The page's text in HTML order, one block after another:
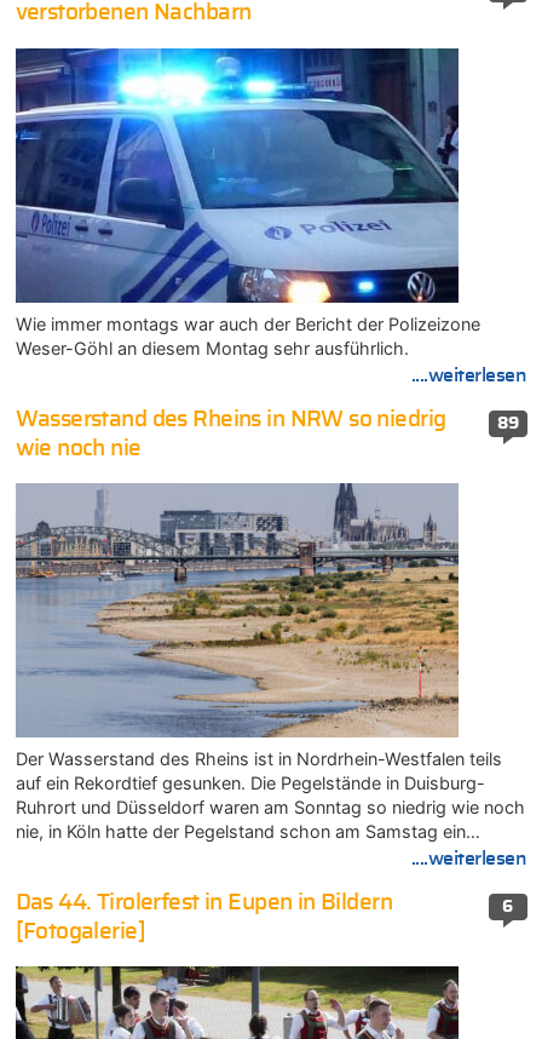
verstorbenen Nachbarn
Wie immer montags war auch der Bericht der Polizeizone
Weser-Göhl an diesem Montag sehr ausführlich.
....weiterlesen
89
Wasserstand des Rheins in NRW so niedrig
wie noch nie
Der Wasserstand des Rheins ist in Nordrhein-Westfalen teils
auf ein Rekordtief gesunken. Die Pegelstände in Duisburg-
Ruhrort und Düsseldorf waren am Sonntag so niedrig wie noch
nie, in Köln hatte der Pegelstand schon am Samstag ein…
....weiterlesen
6
Das 44. Tirolerfest in Eupen in Bildern
[Fotogalerie]